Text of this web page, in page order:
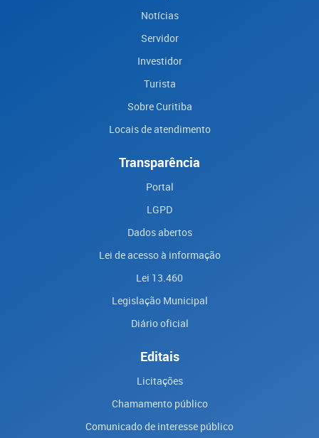
Notícias
Servidor
Investidor
Turista
Sobre Curitiba
Locais de atendimento
Transparência
Portal
LGPD
Dados abertos
Lei de acesso à informação
Lei 13.460
Legislação Municipal
Diário oficial
Editais
Licitações
Chamamento público
Comunicado de interesse público